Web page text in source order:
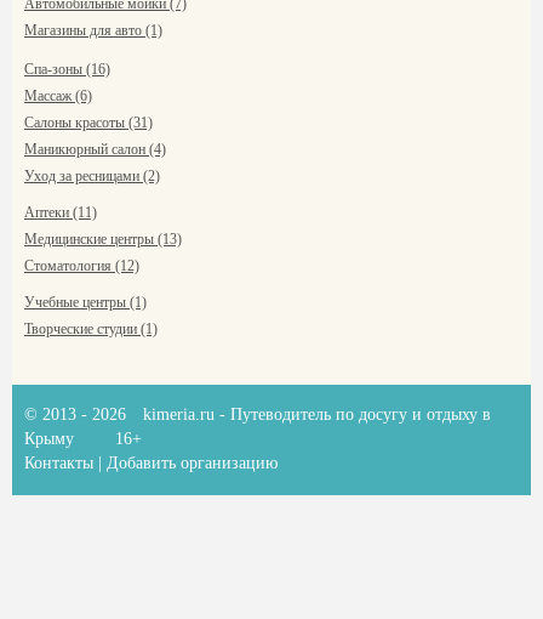
Автомобильные мойки (7)
Магазины для авто (1)
Спа-зоны (16)
Массаж (6)
Салоны красоты (31)
Маникюрный салон (4)
Уход за ресницами (2)
Аптеки (11)
Медицинские центры (13)
Стоматология (12)
Учебные центры (1)
Творческие студии (1)
© 2013 - 2026 kimeria.ru - Путеводитель по досугу и отдыху в
Крыму
16+
Контакты
Добавить организацию